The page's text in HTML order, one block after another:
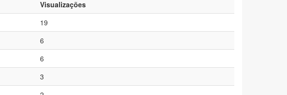
Visualizações
19
6
6
3